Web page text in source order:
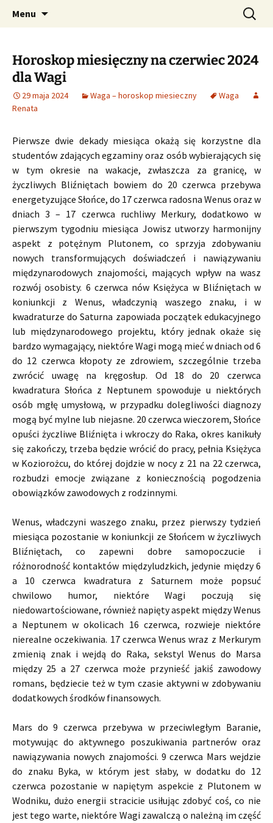
CzaroMarowy horoskop
dzienny, miesięczny i
tygodniowy
Profesjonalne przepowiednie astrologiczne
Menu Szukaj:
Horoskop miesięczny na czerwiec 2024
dla Wagi
29 maja 2024 Waga – horoskop miesieczny
Waga
Renata
Pierwsze dwie dekady miesiąca okażą się korzystne dla
studentów zdających egzaminy oraz osób wybierających się
w tym okresie na wakacje, zwłaszcza za granicę, w
życzliwych Bliźniętach bowiem do 20 czerwca przebywa
energetyzujące Słońce, do 17 czerwca radosna Wenus oraz w
dniach 3 – 17 czerwca ruchliwy Merkury, dodatkowo w
pierwszym tygodniu miesiąca Jowisz utworzy harmonijny
aspekt z potężnym Plutonem, co sprzyja zdobywaniu
nowych transformujących doświadczeń i nawiązywaniu
międzynarodowych znajomości, mających wpływ na wasz
rozwój osobisty. 6 czerwca nów Księżyca w Bliźniętach w
koniunkcji z Wenus, władczynią waszego znaku, i w
kwadraturze do Saturna zapowiada początek edukacyjnego
lub międzynarodowego projektu, który jednak okaże się
bardzo wymagający, niektóre Wagi mogą mieć w dniach od 6
do 12 czerwca kłopoty ze zdrowiem, szczególnie trzeba
zwrócić uwagę na kręgosłup. Od 18 do 20 czerwca
kwadratura Słońca z Neptunem spowoduje u niektórych
osób mgłę umysłową, w przypadku dolegliwości diagnozy
mogą być mylne lub niejasne. 20 czerwca wieczorem, Słońce
opuści życzliwe Bliźnięta i wkroczy do Raka, okres kanikuły
się zakończy, trzeba będzie wrócić do pracy, pełnia Księżyca
w Koziorożcu, do której dojdzie w nocy z 21 na 22 czerwca,
rozbudzi emocje związane z koniecznością pogodzenia
obowiązków zawodowych z rodzinnymi.
Wenus, władczyni waszego znaku, przez pierwszy tydzień
miesiąca pozostanie w koniunkcji ze Słońcem w życzliwych
Bliźniętach, co zapewni dobre samopoczucie i
różnorodność kontaktów międzyludzkich, jedynie między 6
a 10 czerwca kwadratura z Saturnem może popsuć
chwilowo humor, niektóre Wagi poczują się
niedowartościowane, również napięty aspekt między Wenus
a Neptunem w okolicach 16 czerwca, rozwieje niektóre
nierealne oczekiwania. 17 czerwca Wenus wraz z Merkurym
zmienią znak i wejdą do Raka, sekstyl Wenus do Marsa
między 25 a 27 czerwca może przynieść jakiś zawodowy
romans, będziecie też w tym czasie aktywni w zdobywaniu
dodatkowych środków finansowych.
Mars do 9 czerwca przebywa w przeciwległym Baranie,
motywując do aktywnego poszukiwania partnerów oraz
nawiązywania nowych znajomości. 9 czerwca Mars wejdzie
do znaku Byka, w którym jest słaby, w dodatku do 12
czerwca pozostanie w napiętym aspekcie z Plutonem w
Wodniku, dużo energii stracicie usiłując zdobyć coś, co nie
jest tego warte, niektóre Wagi zawalczą o należną im część